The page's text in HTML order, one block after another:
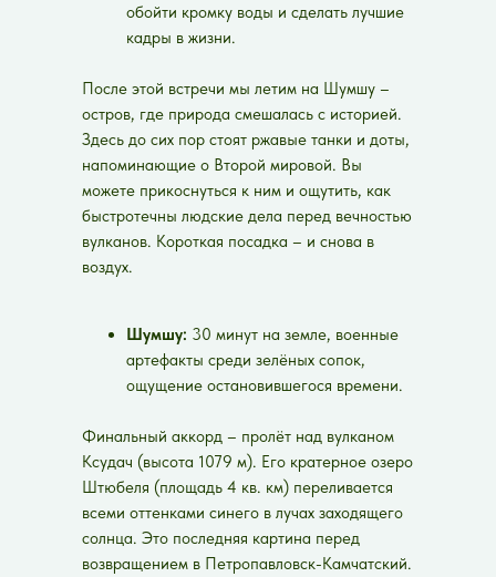
обойти кромку воды и сделать лучшие
кадры в жизни.
После этой встречи мы летим на Шумшу –
остров, где природа смешалась с историей.
Здесь до сих пор стоят ржавые танки и доты,
напоминающие о Второй мировой. Вы
можете прикоснуться к ним и ощутить, как
быстротечны людские дела перед вечностью
вулканов. Короткая посадка – и снова в
воздух.
Шумшу: 30 минут на земле, военные
артефакты среди зелёных сопок,
ощущение остановившегося времени.
Финальный аккорд – пролёт над вулканом
Ксудач (высота 1079 м). Его кратерное озеро
Штюбеля (площадь 4 кв. км) переливается
всеми оттенками синего в лучах заходящего
солнца. Это последняя картина перед
возвращением в Петропавловск-Камчатский.